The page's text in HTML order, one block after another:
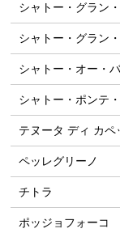
シャトー・グラン
シャトー・グラン
シャトー・オー・
シャトー・ポンテ
テヌータ ディ カペ
ペッレグリーノ
チトラ
ポッジョフォーコ